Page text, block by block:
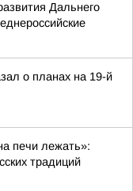
Дальнего
о планах на 19-й
печи лежать»:
традиций